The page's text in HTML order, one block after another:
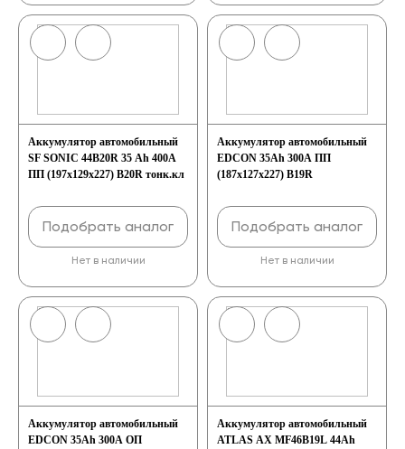
Аккумулятор автомобильный
SF SONIC 44B20R 35 Ah 400A
ПП (197x129x227) B20R тонк.кл
Подобрать аналог
Нет в наличии
Аккумулятор автомобильный
EDCON 35Ah 300A ПП
(187х127х227) B19R
Подобрать аналог
Нет в наличии
Аккумулятор автомобильный
EDCON 35Ah 300A ОП
Аккумулятор автомобильный
ATLAS AX MF46B19L 44Ah